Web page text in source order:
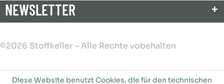
NEWSLETTER
©2026 Stoffkeller – Alle Rechte vobehalten
Diese Website benutzt Cookies, die für den technischen